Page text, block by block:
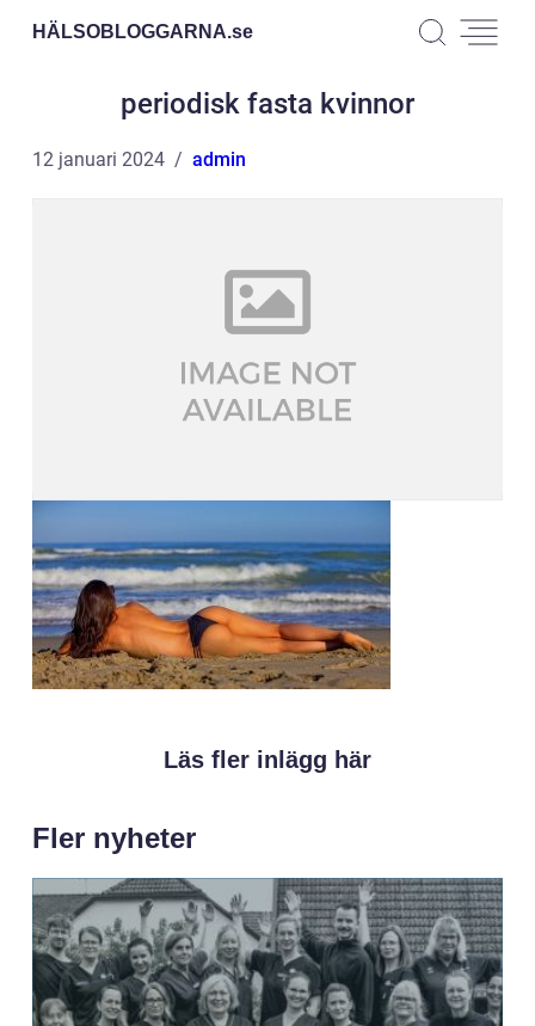
HÄLSOBLOGGARNA.se
periodisk fasta kvinnor
12 januari 2024 admin
Läs fler inlägg här
Fler nyheter